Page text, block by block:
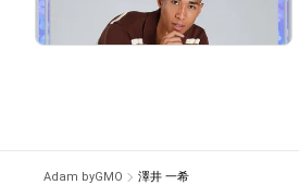
3.15)
Adam byGMO 澤井 一希